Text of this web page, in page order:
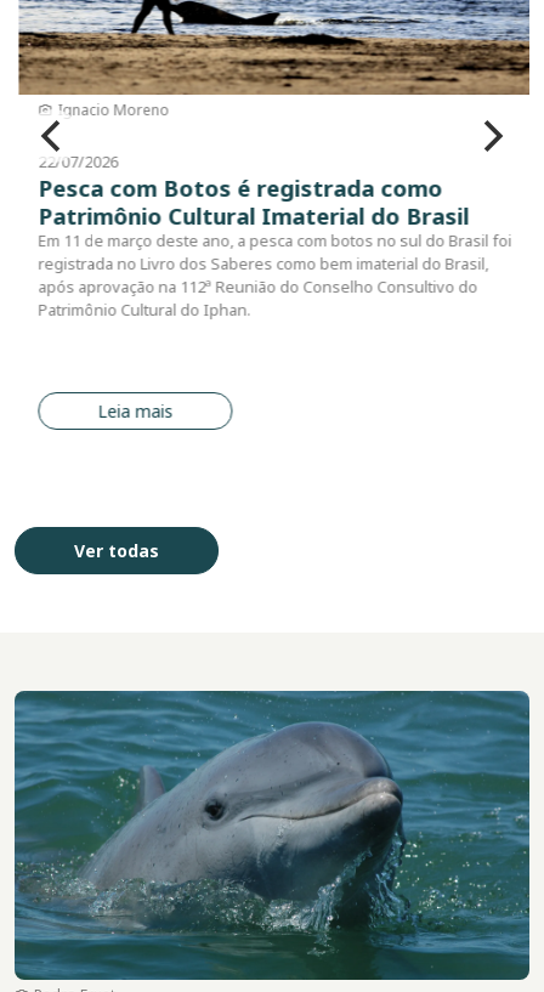
Ignacio Moreno
22/07/2026
Pesca com Botos é registrada como
Patrimônio Cultural Imaterial do Brasil
Em 11 de março deste ano, a pesca com botos no sul do Brasil foi
registrada no Livro dos Saberes como bem imaterial do Brasil,
após aprovação na 112ª Reunião do Conselho Consultivo do
Patrimônio Cultural do Iphan.
Leia mais
Ver todas
Imagem